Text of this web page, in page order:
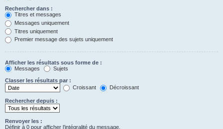
Rechercher dans :
Titres et messages
Messages uniquement
Titres uniquement
Premier message des sujets uniquement
Afficher les résultats sous forme de :
Messages
Sujets
Classer les résultats par :
Croissant
Décroissant
Rechercher depuis :
Renvoyer les :
Définir à 0 pour afficher l’intégralité du message.